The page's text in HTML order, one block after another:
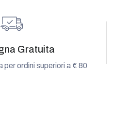
Gratuita
ordini superiori a € 80